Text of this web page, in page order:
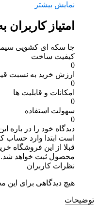
نمایش بیشتر
امتیاز کاربران
جا سکه ای کشویی
کیفیت ساخت
0
ارزش خرید به نسبت
0
امکانات و قابلیت ها
0
سهولت استفاده
0
دیدگاه خود را در باره
است ابتدا وارد حساب
قبلا از این فروشگاه
محصول ثبت خواهد شد.
نظرات کاربران
هیچ دیدگاهی برای
توضیحات